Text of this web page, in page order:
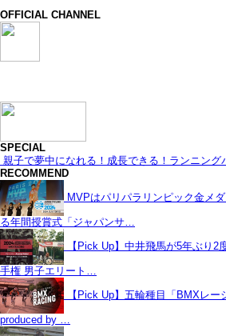
OFFICIAL CHANNEL
SPECIAL
親子で夢中になれる！成長できる！ランニング
RECOMMEND
MVPはパリパラリンピック金メ
る年間授賞式「ジャパンサ…
【Pick Up】中井飛馬が5年ぶり
手権 男子エリート…
【Pick Up】五輪種目「BMXレ
produced by …